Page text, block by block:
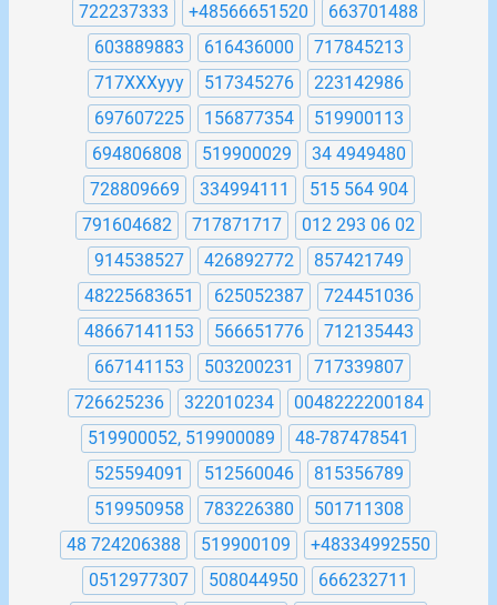
722237333
+48566651520
663701488
603889883
616436000
717845213
717XXXyyy
517345276
223142986
697607225
156877354
519900113
694806808
519900029
34 4949480
728809669
334994111
515 564 904
791604682
717871717
012 293 06 02
914538527
426892772
857421749
48225683651
625052387
724451036
48667141153
566651776
712135443
667141153
503200231
717339807
726625236
322010234
0048222200184
519900052, 519900089
48-787478541
525594091
512560046
815356789
519950958
783226380
501711308
48 724206388
519900109
+48334992550
0512977307
508044950
666232711